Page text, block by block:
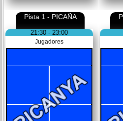
Pista 1 - PICAÑA
21:30 - 23:00
Jugadores